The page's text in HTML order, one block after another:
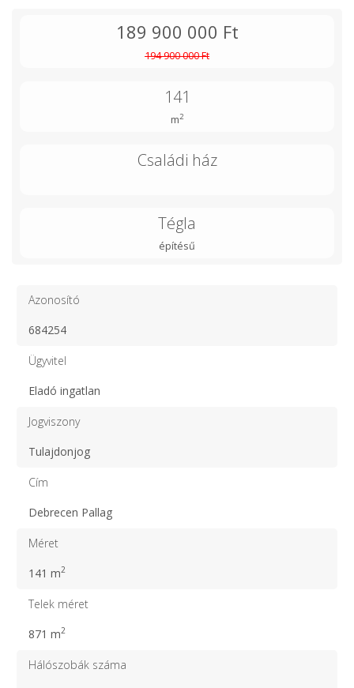
189 900 000 Ft
194 900 000 Ft
141
m2
Családi ház
Tégla
építésű
Azonosító
684254
Ügyvitel
Eladó ingatlan
Jogviszony
Tulajdonjog
Cím
Debrecen Pallag
Méret
141 m2
Telek méret
871 m2
Hálószobák száma